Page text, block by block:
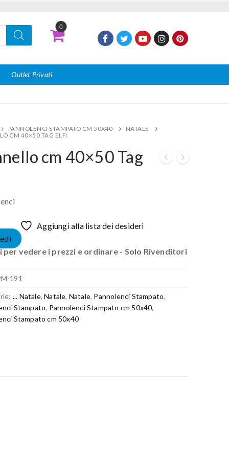
0
Outlet Privati
PANNOLENCI STAMPATO CM 50X40
NATALE
CM 40×50 TAG ELFI
cm 40×50 Tag
Aggiungi alla lista dei desideri
per vedere i prezzi e ordinare - Solo Rivenditori
191
... Natale,Natale, Natale, Pannolenci Stampato,
Stampato, Pannolenci Stampato cm 50x40,
Stampato cm 50x40